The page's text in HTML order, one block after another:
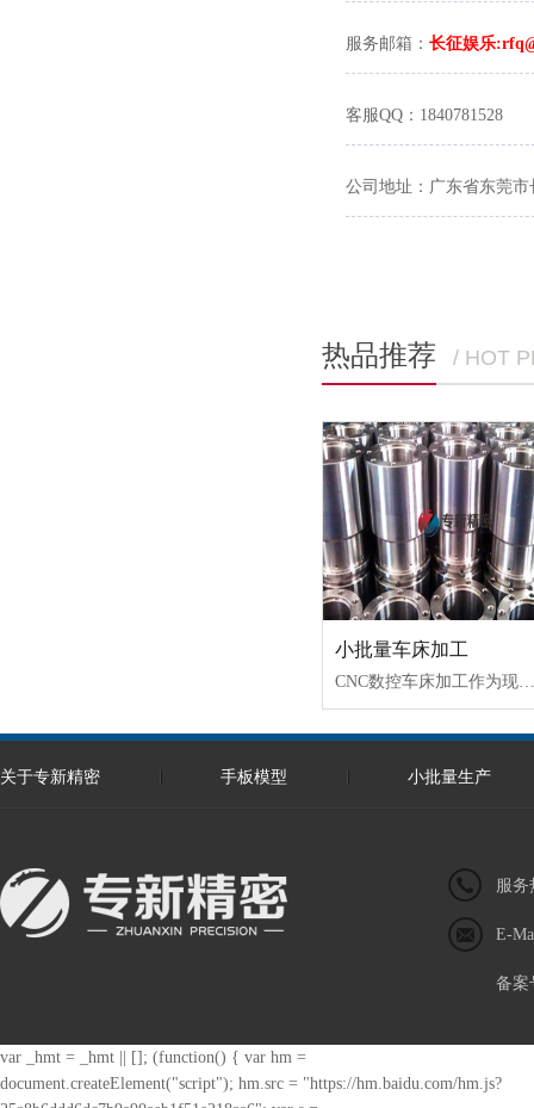
服务邮箱： 长征娱乐
客服QQ：1840781528
公司地址：广东省东莞
热品推荐 / HOT
小批量车床加工
CNC数控车床加工作为现代效率高的加工方式，主要针对于一些轴类零件、管类零件、盘套类零件的单件、中小批量加工；适应于形状复杂、精度要求高的多种五金、塑胶等材质，数控车床的精度可达0.005mm，表面光洁度可达Ra0.8。
关于专新精密 手板模型 小批量生产
服务
E-
备案
var _hmt = _hmt || []; (function() { var hm =
document.createElement("script"); hm.src = "https://hm.baidu.com/hm.js?